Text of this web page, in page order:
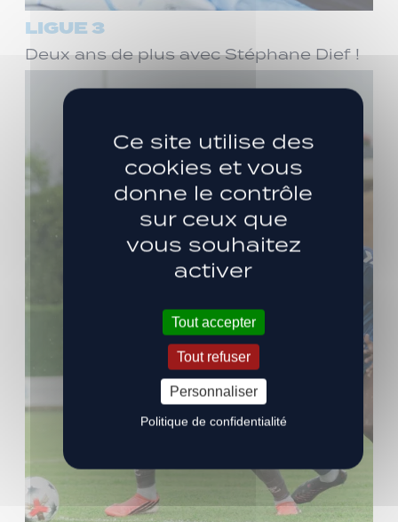
LIGUE 3
Deux ans de plus avec Stéphane Dief !
Ce site utilise des
cookies et vous
donne le contrôle
sur ceux que
vous souhaitez
activer
Tout accepter
Tout refuser
Personnaliser
Politique de confidentialité